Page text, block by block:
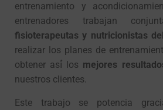
entrenamiento y
entrenadores trabajan
fisioterapeutas y nutricionistas
realizar los planes de
obtener así́ los mejores
nuestros clientes.
Este trabajo se potencia